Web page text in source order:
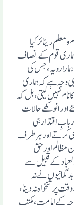
معلم ریٹائر کیا
ہماری قوم کے انصاف
رویہ ،جس کی
وجہ ہے کہ ہماری
نہیں لیتی، بل کہ
اور انوکھے حالات
اقتدار ہی
کرتے اور ہر طرف
مظالم اور حق
کے قبیل سے
نے نہ
تنخواہ نہ دینا ،